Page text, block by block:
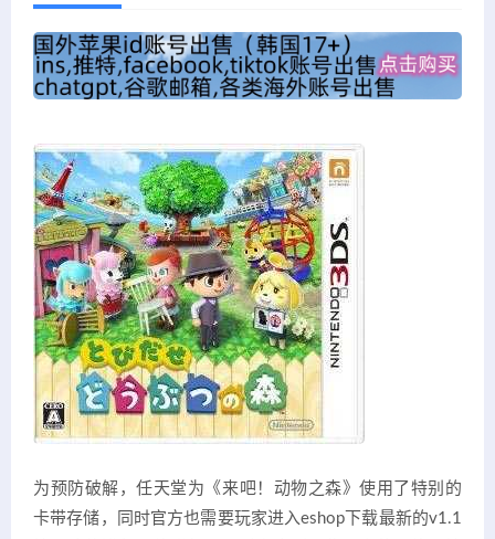
为预防破解，任天堂为《来吧！动物之森》使用了特别的
卡带存储，同时官方也需要玩家进入eshop下载最新的v1.1